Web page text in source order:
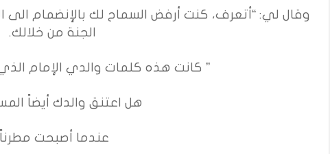
وقال لي: “أتعرف، كنت أرفض السماح لك بالإنضمام الى
الجنة من خلالك.
” كانت هذه كلمات والدي الإمام
هل اعتنق والدك أيضاً
عندما أصبحت